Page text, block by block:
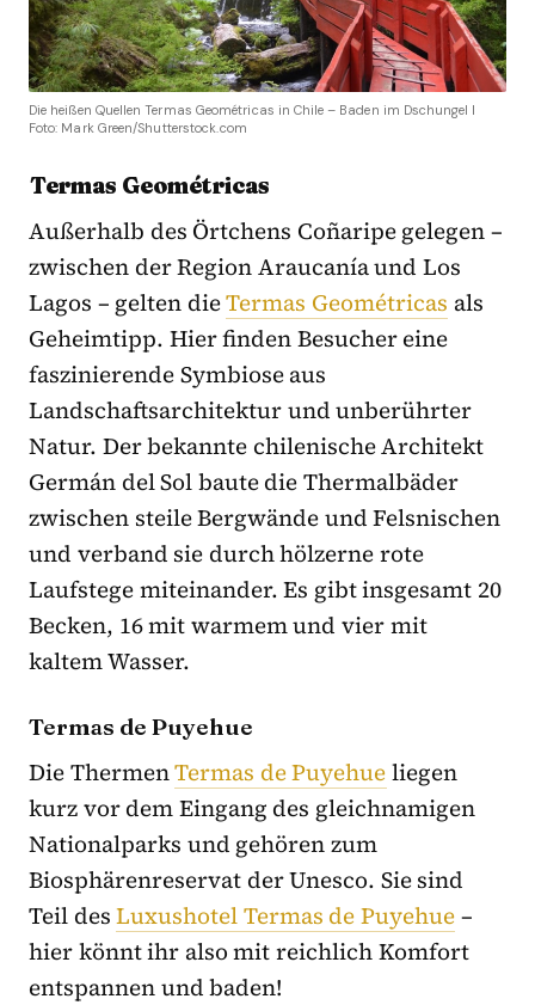
Die heißen Quellen Termas Geométricas in Chile – Baden im Dschungel I
Foto: Mark Green/Shutterstock.com
Termas Geométricas
Außerhalb des Örtchens Coñaripe gelegen –
zwischen der Region Araucanía und Los
Lagos – gelten dieTermas Geométricas als
Geheimtipp. Hier finden Besucher eine
faszinierende Symbiose aus
Landschaftsarchitektur und unberührter
Natur. Der bekannte chilenische Architekt
Germán del Sol baute die Thermalbäder
zwischen steile Bergwände und Felsnischen
und verband sie durch hölzerne rote
Laufstege miteinander. Es gibt insgesamt 20
Becken, 16 mit warmem und vier mit
kaltem Wasser.
Termas de Puyehue
Die ThermenTermas de Puyehueliegen
kurz vor dem Eingang des gleichnamigen
Nationalparks und gehören zum
Biosphärenreservat der Unesco. Sie sind
Teil desLuxushotel Termas de Puyehue–
hier könnt ihr also mit reichlich Komfort
entspannen und baden!